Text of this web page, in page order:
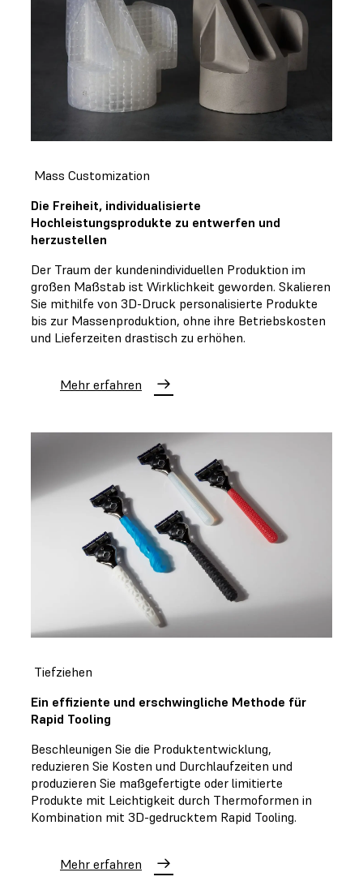
Mass Customization
Die Freiheit, individualisierte
Hochleistungsprodukte zu entwerfen und
herzustellen
Der Traum der kundenindividuellen Produktion im
großen Maßstab ist Wirklichkeit geworden. Skalieren
Sie mithilfe von 3D-Druck personalisierte Produkte
bis zur Massenproduktion, ohne ihre Betriebskosten
und Lieferzeiten drastisch zu erhöhen.
Mehr erfahren
Tiefziehen
Ein effiziente und erschwingliche Methode für
Rapid Tooling
Beschleunigen Sie die Produktentwicklung,
reduzieren Sie Kosten und Durchlaufzeiten und
produzieren Sie maßgefertigte oder limitierte
Produkte mit Leichtigkeit durch Thermoformen in
Kombination mit 3D-gedrucktem Rapid Tooling.
Mehr erfahren